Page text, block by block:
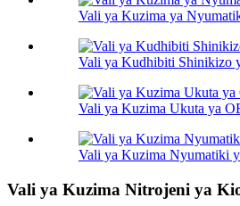
Vali ya Kuzima ya
Vali ya Kudhibiti Shinikizo
Vali ya Kuzima Ukuta ya
Vali ya Kuzima Nyumatiki
Vali ya Kuzima Nitrojeni ya